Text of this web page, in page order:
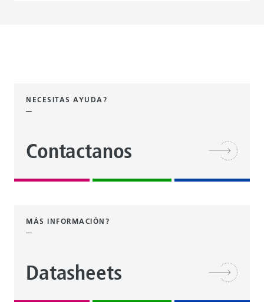
NECESITAS AYUDA?
Contactanos
MÁS INFORMACIÓN?
Datasheets